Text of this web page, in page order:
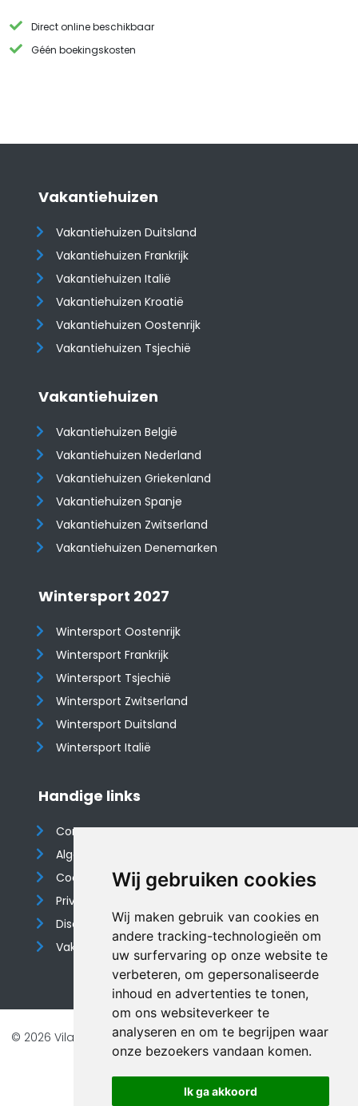
Wij gebruiken cookies
Wij maken gebruik van cookies en
andere tracking-technologieën om
uw surfervaring op onze website te
verbeteren, om gepersonaliseerde
inhoud en advertenties te tonen,
om ons websiteverkeer te
analyseren en om te begrijpen waar
onze bezoekers vandaan komen.
Ik ga akkoord
Direct online beschikbaar
Géén boekingskosten
Vakantiehuizen
Vakantiehuizen Duitsland
Vakantiehuizen Frankrijk
Vakantiehuizen Italië
Vakantiehuizen Kroatië
​​​​​​​Vakantiehuizen Oostenrijk
Vakantiehuizen Tsjechië
Vakantiehuizen
Vakantiehuizen België
Vakantiehuizen Nederland
Vakantiehuizen Griekenland
Vakantiehuizen Spanje
​​​​​​​Vakantiehuizen Zwitserland
Vakantiehuizen Denemarken
Wintersport 2027
Wintersport Oostenrijk
Wintersport Frankrijk
Wintersport Tsjechië
Wintersport Zwitserland
Wintersport Duitsland
Wintersport Italië
Handige links
Contact
Algemene voorwaarden
Cookieverklaring
Privacyverklaring
Disclaimer
Vakantiehuis website
© 2026 Vilando Vakantiehuizen |Website door FalcoTravel
Veilig online betalen met